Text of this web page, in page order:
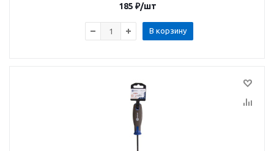
185 ₽/шт
В корзину